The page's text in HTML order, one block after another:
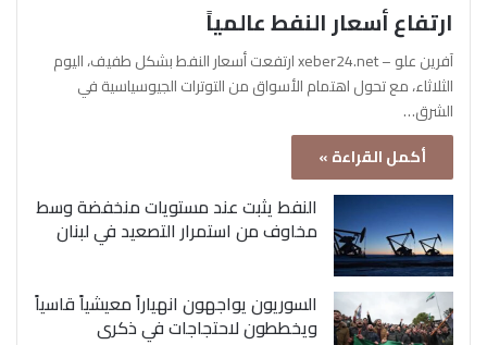
ارتفاع أسعار النفط عالمياً
آفرين علو – xeber24.net ارتفعت أسعار النفط بشكل طفيف، اليوم
الثلاثاء، مع تحول اهتمام الأسواق من التوترات الجيوسياسية في
الشرق…
أكمل القراءة »
النفط يثبت عند مستويات منخفضة وسط
مخاوف من استمرار التصعيد في لبنان
السوريون يواجهون انهياراً معيشياً قاسياً
ويخططون لاحتجاجات في ذكرى